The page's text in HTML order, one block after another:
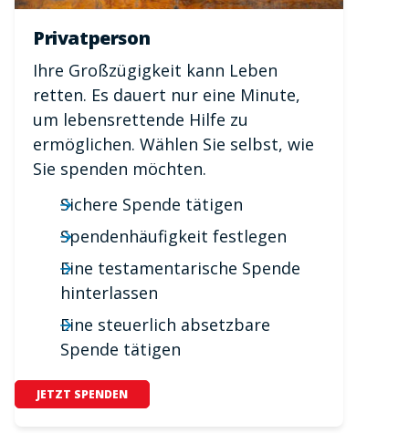
Privatperson
Ihre Großzügigkeit kann Leben
retten. Es dauert nur eine Minute,
um lebensrettende Hilfe zu
ermöglichen. Wählen Sie selbst, wie
Sie spenden möchten.
Sichere Spende tätigen
Spendenhäufigkeit festlegen
Eine testamentarische Spende
hinterlassen
Eine steuerlich absetzbare
Spende tätigen
JETZT SPENDEN